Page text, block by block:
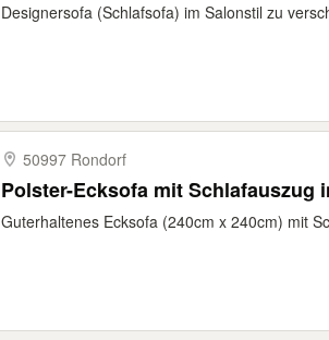
Designersofa (Schlafsofa) im Salonstil zu
50997 Rondorf
Polster-Ecksofa mit Schlafauszug
Guterhaltenes Ecksofa (240cm x 240cm) mit